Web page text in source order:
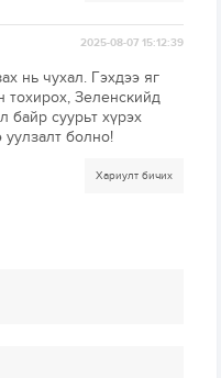
2025-08-07 15:12:39
нь чухал. Гэхдээ яг
тохирох, Зеленскийд
байр суурьт хүрэх
уулзалт болно!
Хариулт бичих